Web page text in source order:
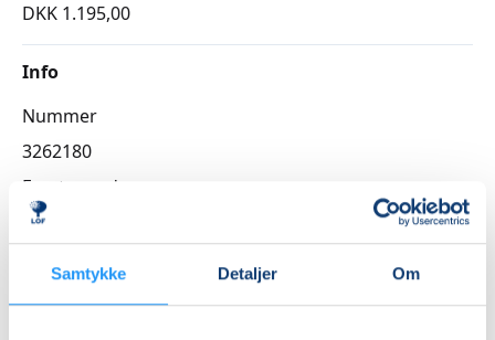
Samtykke Detaljer Om
DKK 1.195,00
Info
Nummer
3262180
Første mødegang
mandag 17.08.2026, kl. 11.00 - 12.00